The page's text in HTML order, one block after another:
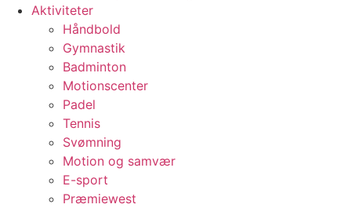
Aktiviteter
Håndbold
Gymnastik
Badminton
Motionscenter
Padel
Tennis
Svømning
Motion og samvær
E-sport
Præmiewest